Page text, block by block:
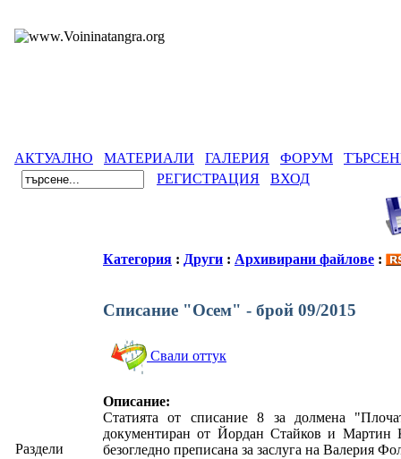
АКТУАЛНО МАТЕРИАЛИ ГАЛЕРИЯ ФОРУМ
РЕГИСТРАЦИЯ
ВХОД
Раздели
Категория : Други : Архивирани файлове :
Списание "Осем" - брой 09/2015
Свали оттук
Описание:
Статията от списание 8 за долмена
документиран от Йордан Стайков и Мартин
безогледно преписанa за заслуга на Валерия